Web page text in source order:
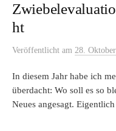
ht
Veröffentlicht am 28.
In diesem Jahr habe ich
überdacht: Wo soll es so
Neues angesagt.